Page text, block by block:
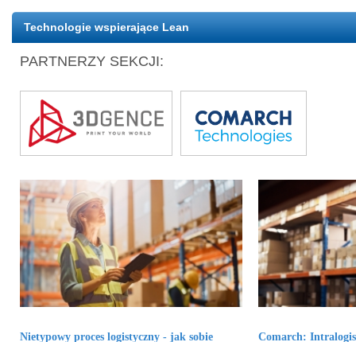
Technologie wspierające Lean
PARTNERZY SEKCJI:
Nietypowy proces logistyczny - jak sobie
Comarch: